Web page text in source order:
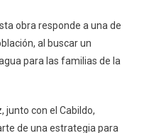
obra responde a una de
al buscar un
para las familias de la
junto con el Cabildo,
de una estrategia para